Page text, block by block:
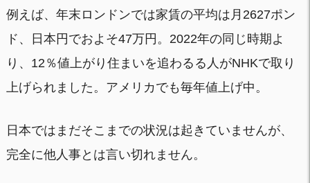
例えば、年末ロンドンでは家賃の平均は月2627ポン
ド、日本円でおよそ47万円。2022年の同じ時期よ
り、12％値上がり住まいを追わるる人がNHKで取り
上げられました。アメリカでも毎年値上げ中。
日本ではまだそこまでの状況は起きていませんが、
完全に他人事とは言い切れません。